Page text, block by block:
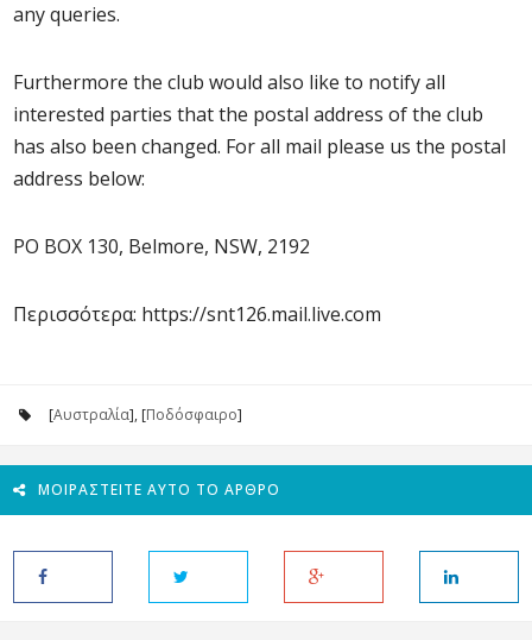
any queries.
Furthermore the club would also like to notify all
interested parties that the postal address of the club
has also been changed. For all mail please us the postal
address below:
PO BOX 130, Belmore, NSW, 2192
Περισσότερα: https://snt126.mail.live.com
[Αυστραλία], [Ποδόσφαιρο]
ΜΟΙΡΑΣΤΕΊΤΕ ΑΥΤΌ ΤΟ ΆΡΘΡΟ